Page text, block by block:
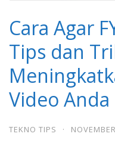
Cara Agar
Tips dan
Video Anda
TEKNO TIPS ·